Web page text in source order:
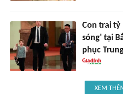
Con trai tỷ
sóng' tại
phục
XEM